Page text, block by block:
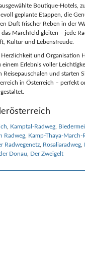
Boutique-Hotels,
geplante Etappen, die
Duft frischer Reben in der
Marchfeld gleiten – jede
Kultur und Lebensfreude.
und Organisation
einem Erlebnis voller
Reisepauschalen und starten
in Österreich – perfekt
Kamptal-Radweg
Radweg Kamp-Thaya-March-
Radwegenetz Rosaliaradweg
Donau Der Zweigelt